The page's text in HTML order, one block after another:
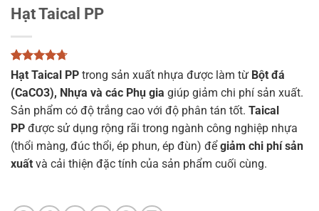
Hạt Taical PP
4.67 trên
5 dựa trên
3
đánh giá
Hạt Taical PP trong sản xuất nhựa được làm từ Bột đá
(CaCO3), Nhựa và các Phụ gia giúp giảm chi phí sản xuất.
Sản phẩm có độ trắng cao với độ phân tán tốt. Taical
PP được sử dụng rộng rãi trong ngành công nghiệp nhựa
(thổi màng, đúc thổi, ép phun, ép đùn) đểgiảm chi phí sản
xuất và cải thiện đặc tính của sản phẩm cuối cùng.